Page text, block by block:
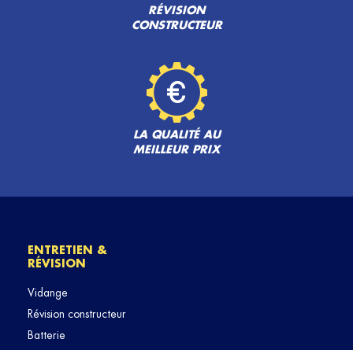
RÉVISION
CONSTRUCTEUR
LA QUALITÉ AU
MEILLEUR PRIX
ENTRETIEN &
RÉVISION
Vidange
Révision constructeur
Batterie